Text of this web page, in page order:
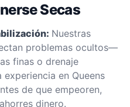
Secas
Nuestras
problemas ocultos—
finas o drenaje
en Queens
de que empeoren,
dinero.